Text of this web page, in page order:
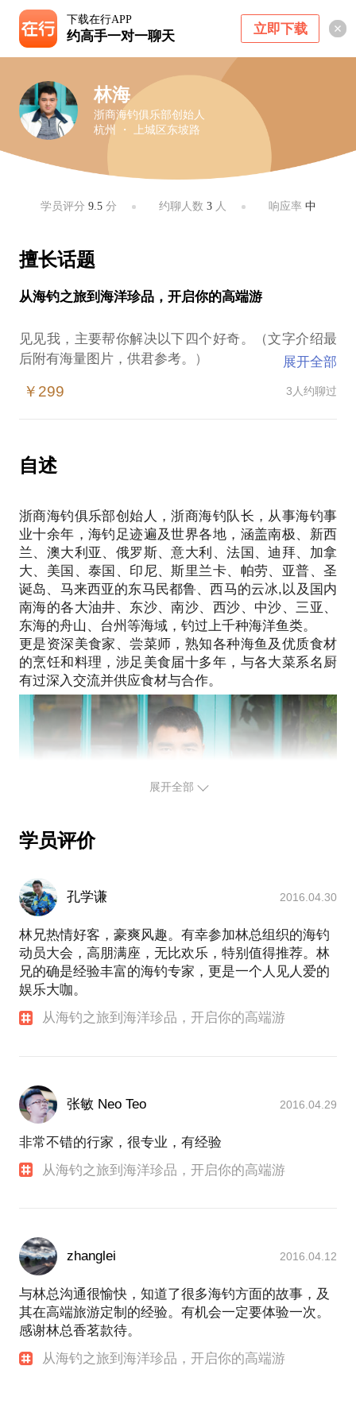
下载在行APP
约高手一对一聊天 立即下载
林海
浙商海钓俱乐部创始人
杭州 ・ 上城区东坡路
学员评分 9.5分 约聊人数 3人 响应率 中
擅长话题
从海钓之旅到海洋珍品，开启你的高端游
见见我，主要帮你解决以下四个好奇。（文字介绍最
后附有海量图片，供君参考。）
海钓俱乐部从经营发展开始，我接触了很多喜欢海
的活动中就产生对海钓活动的激情与喜爱。
2. 如何经营海钓俱乐部？
端海钓俱乐部，并多次成功组织会员参加国内外顶级
海钓活动。
3. 如何经营海洋主题特色餐厅？
经营海洋主题餐厅已有四年经验，和多家国内知名餐
饮品牌有过深度合作，结合国内外海钓探秘旅游与各
地特色大厨的联络，已以多种烹饪手法品尝过近两千
种海洋珍品，吃得多自然对美食有了更深的见地，了
解美食，了解味蕾需求，自然会受到美食爱好者的追
捧。
4. 如何开启高端旅游线路及游玩细节？
每一次海钓探秘旅游都有不同的活动主题，或许我们
去的海岛是潜水胜地，或许我们去的海边有很棒的高
尔夫球场，或许我们在法国西海岸找到鱼群，不如先
屿，有探险精神的你，可以与我一同走入神秘的红树
来吧，开启你的海钓生涯，开启你的味蕾极限，开启
- 图片传送门 -
海钓爱好者如何初试海钓线路？
如何经营海钓俱乐部？
如何经营海洋主题特色餐厅？
如何开启高端旅游线路及游玩细节？
展开全部
￥299 3人约聊过
自述
浙商海钓俱乐部创始人，浙商海钓队长，从事海钓事
业十余年，海钓足迹遍及世界各地，涵盖南极、新西
兰、澳大利亚、俄罗斯、意大利、法国、迪拜、加拿
大、美国、泰国、印尼、斯里兰卡、帕劳、亚普、圣
诞岛、马来西亚的东马民都鲁、西马的云冰,以及国内
南海的各大油井、东沙、南沙、西沙、中沙、三亚、
东海的舟山、台州等海域，钓过上千种海洋鱼类。
更是资深美食家、尝菜师，熟知各种海鱼及优质食材
的烹饪和料理，涉足美食届十多年，与各大菜系名厨
展开全部
学员评价
孔学谦 2016.04.30
林兄热情好客，豪爽风趣。有幸参加林总组织的海钓
动员大会，高朋满座，无比欢乐，特别值得推荐。林
兄的确是经验丰富的海钓专家，更是一个人见人爱的
娱乐大咖。
从海钓之旅到海洋珍品，开启你的高端游
张敏 Neo Teo 2016.04.29
非常不错的行家，很专业，有经验
从海钓之旅到海洋珍品，开启你的高端游
zhanglei 2016.04.12
与林总沟通很愉快，知道了很多海钓方面的故事，及
其在高端旅游定制的经验。有机会一定要体验一次。
感谢林总香茗款待。
从海钓之旅到海洋珍品，开启你的高端游